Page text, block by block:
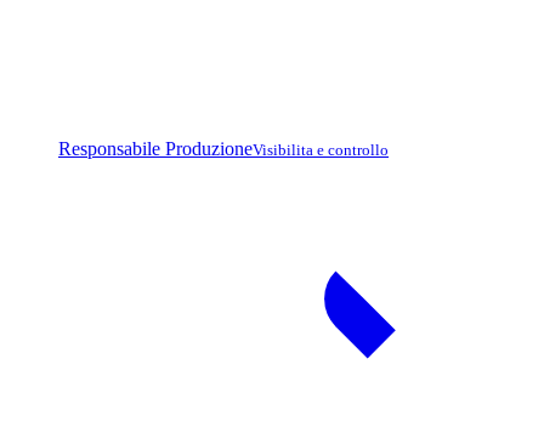
Responsabile ProduzioneVisibilita e controllo